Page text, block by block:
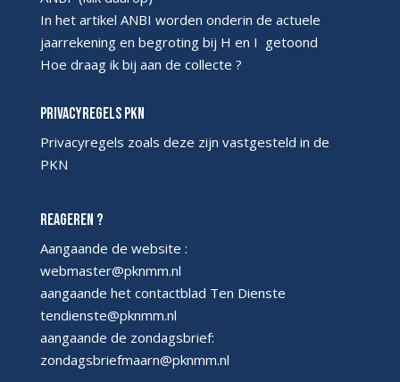
In het artikel ANBI worden onderin de actuele
jaarrekening en begroting bij H en I getoond
Hoe draag ik bij aan de collecte ?
Privacyregels PKN
Privacyregels zoals deze zijn vastgesteld in de
PKN
Reageren ?
Aangaande de website :
webmaster@pknmm.nl
aangaande het contactblad Ten Dienste
tendienste@pknmm.nl
aangaande de zondagsbrief:
zondagsbriefmaarn@pknmm.nl